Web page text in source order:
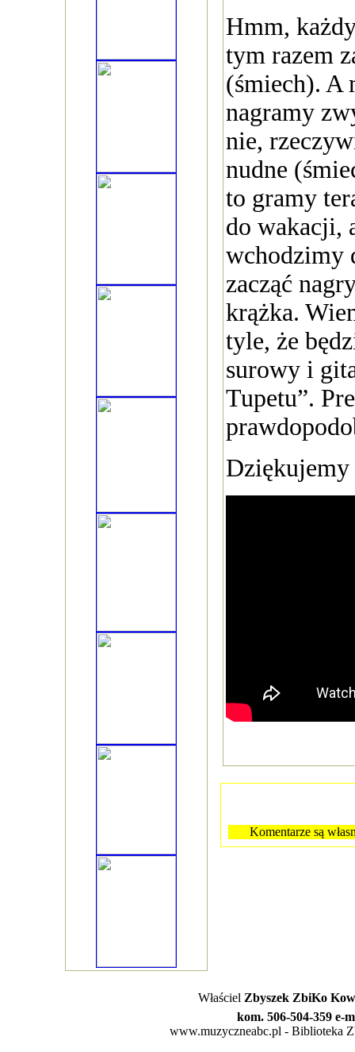
Hmm,
tym razem
(śmiech). A
nagramy
nie,
nudne
to gramy
do wakacji,
wchodzimy
zacząć
krążka.
tyle, że
surowy i
Tupetu”.
Komentarze są
Właściel Zbyszek ZbiKo
kom. 506-504-359 e-
www.muzyczneabc.pl - Biblioteka